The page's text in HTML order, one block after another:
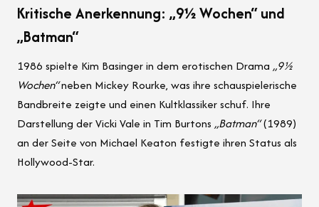
Kritische Anerkennung: „9½ Wochen“ und
„Batman“
1986 spielte Kim Basinger in dem erotischen Drama „9½
Wochen“neben Mickey Rourke, was ihre schauspielerische
Bandbreite zeigte und einen Kultklassiker schuf. Ihre
Darstellung der Vicki Vale in Tim Burtons „Batman“(1989)
an der Seite von Michael Keaton festigte ihren Status als
Hollywood-Star.